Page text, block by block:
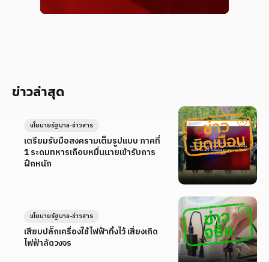
ข่าวล่าสุด
เตรียมรับมือสงครามเต็มรูปแบบ ภาคที่
1 ระดมทหารเกือบหมื่นนายเข้ารับการ
ฝึกหนัก
นโยบายรัฐบาล-ข่าวสาร
เสียบปลั๊กเครื่องใช้ไฟฟ้าทิ้งไว้ เสี่ยงเกิด
ไฟฟ้าลัดวงจร
นโยบายรัฐบาล-ข่าวสาร